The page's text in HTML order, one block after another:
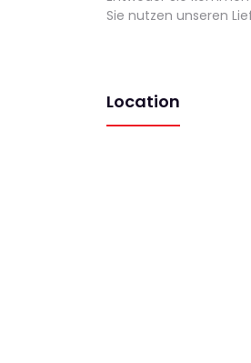
Sie nutzen unseren
Location